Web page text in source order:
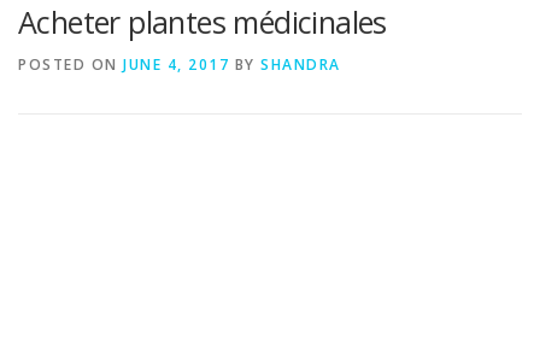
Acheter plantes médicinales
POSTED ON JUNE 4, 2017 BY SHANDRA